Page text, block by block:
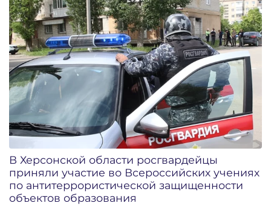
В Херсонской области росгвардейцы
приняли участие во Всероссийских учениях
по антитеррористической защищенности
объектов образования